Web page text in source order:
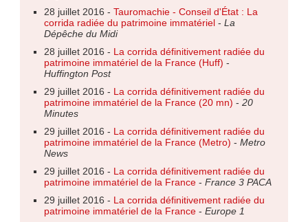
28 juillet 2016 - Tauromachie - Conseil d'État : La
corrida radiée du patrimoine immatériel- La
Dépêche du Midi
28 juillet 2016 - La corrida définitivement radiée du
patrimoine immatériel de la France (Huff) -
Huffington Post
29 juillet 2016 - La corrida définitivement radiée du
patrimoine immatériel de la France (20 mn) - 20
Minutes
29 juillet 2016 - La corrida définitivement radiée du
patrimoine immatériel de la France (Metro) - Metro
News
29 juillet 2016 - La corrida définitivement radiée du
patrimoine immatériel de la France- France 3 PACA
29 juillet 2016 - La corrida définitivement radiée du
patrimoine immatériel de la France- Europe 1